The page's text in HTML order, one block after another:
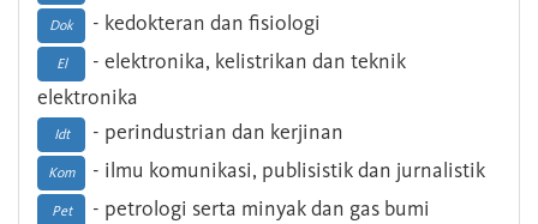
Dok - kedokteran dan fisiologi
El
- elektronika, kelistrikan dan teknik
elektronika
Idt - perindustrian dan kerjinan
Kom - ilmu komunikasi, publisistik dan jurnalistik
Pet - petrologi serta minyak dan gas bumi